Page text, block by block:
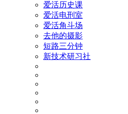
爱活历史课
爱活电刑室
爱活角斗场
去他的摄影
短路三分钟
新技术研习社